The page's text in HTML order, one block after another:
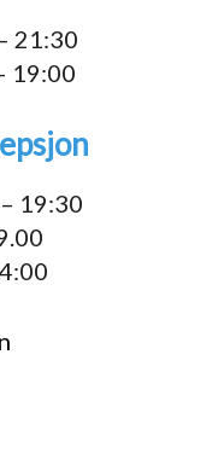
21:30
19:00
19:30